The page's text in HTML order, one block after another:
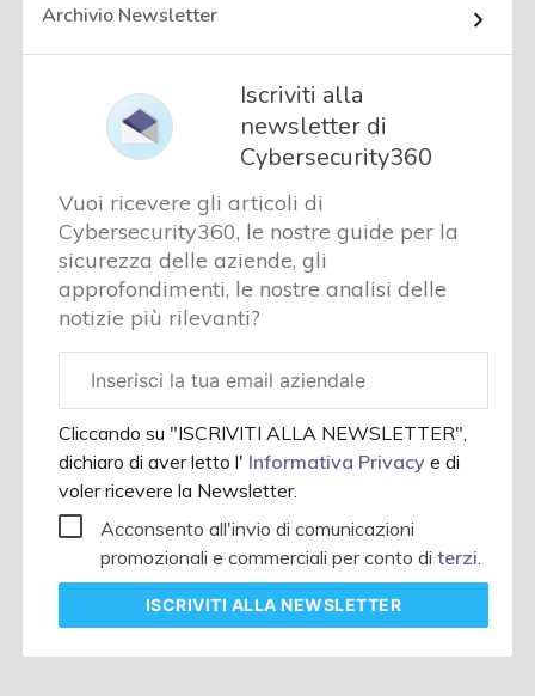
Archivio Newsletter
Iscriviti alla
newsletter di
Cybersecurity360
Vuoi ricevere gli articoli di
Cybersecurity360, le nostre guide per la
sicurezza delle aziende, gli
approfondimenti, le nostre analisi delle
notizie più rilevanti?
aziendale
Cliccando su "ISCRIVITI ALLA NEWSLETTER",
dichiaro di aver letto l' Informativa Privacye di
voler ricevere la Newsletter.
Acconsento all'invio di comunicazioni
promozionali e commerciali per conto diterzi
ISCRIVITI ALLA NEWSLETTER